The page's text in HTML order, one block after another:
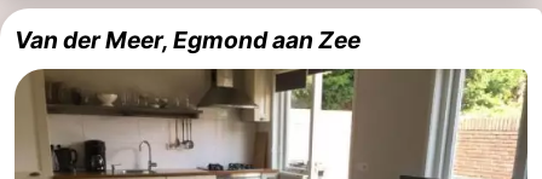
Van der Meer, Egmond aan Zee